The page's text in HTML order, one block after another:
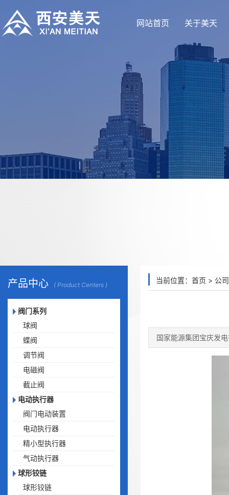
网站首页 关于美天
产品中心 ( Product Centers )
阀门系列
球阀
蝶阀
调节阀
电磁阀
截止阀
电动执行器
阀门电动装置
电动执行器
精小型执行器
气动执行器
球形铰链
球形铰链
当前位置： 首页 > 公
国家能源集团宝庆发